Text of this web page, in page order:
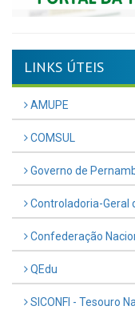
LINKS ÚTEIS
AMUPE
COMSUL
Governo de
Controladoria-Geral
Confederação
QEdu
SICONFI - Tesouro